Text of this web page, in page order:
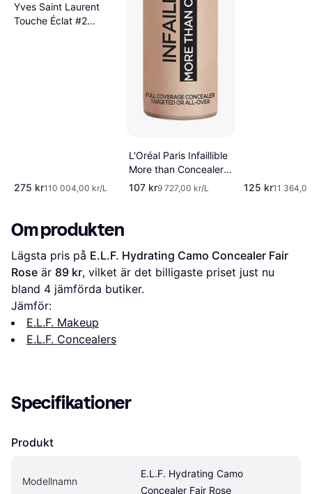
Yves Saint Laurent
Touche Éclat #2
275 kr110 004,00 kr/L
L'Oréal Paris Infaillible
More than Concealer
#326 Vanilla
107 kr9 727,00 kr/L 125 kr11
Om produkten
Lägsta pris på E.L.F. Hydrating Camo Concealer Fair
Rose är 89 kr, vilket är det billigaste priset just nu
bland 4 jämförda butiker.
Jämför:
E.L.F. Makeup
E.L.F. Concealers
Specifikationer
Produkt
Modellnamn
E.L.F. Hydrating Camo
Concealer Fair Rose